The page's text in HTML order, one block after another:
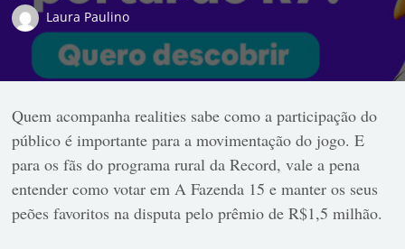
Laura Paulino
Quem acompanha realities sabe como a participação do
público é importante para a movimentação do jogo. E
para os fãs do programa rural da Record, vale a pena
entender como votar em A Fazenda 15 e manter os seus
peões favoritos na disputa pelo prêmio de R$1,5 milhão.